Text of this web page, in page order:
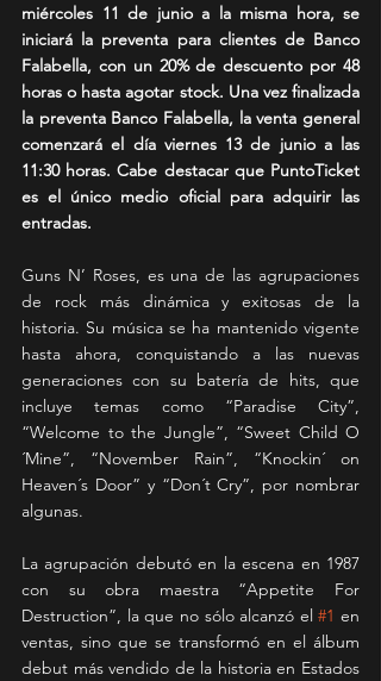
miércoles 11 de junio a la misma hora, se
iniciará la preventa para clientes de Banco
Falabella, con un 20% de descuento por 48
horas o hasta agotar stock. Una vez finalizada
la preventa Banco Falabella, la venta general
comenzará el día viernes 13 de junio a las
11:30 horas. Cabe destacar que PuntoTicket
es el único medio oficial para adquirir las
entradas.
Guns N’ Roses, es una de las agrupaciones
de rock más dinámica y exitosas de la
historia. Su música se ha mantenido vigente
hasta ahora, conquistando a las nuevas
generaciones con su batería de hits, que
incluye temas como “Paradise City”,
“Welcome to the Jungle”, “Sweet Child O
´Mine”, “November Rain”, “Knockin´ on
Heaven´s Door” y “Don´t Cry”, por nombrar
algunas.
La agrupación debutó en la escena en 1987
con su obra maestra “Appetite For
Destruction”, la que no sólo alcanzó el #1 en
ventas, sino que se transformó en el álbum
debut más vendido de la historia en Estados